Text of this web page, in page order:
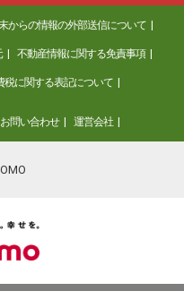
からの情報の外部送信について
不動産情報に関する免責事項
税に関する表記について
お問い合わせ 運営会社